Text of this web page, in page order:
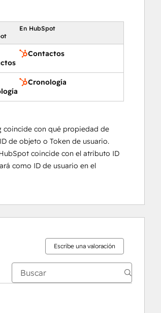
En HubSpot
Contactos
Cronología
coincide con qué propiedad de
de objeto o Token de usuario.
coincide con el atributo ID
como ID de usuario en el
Escribe una valoración